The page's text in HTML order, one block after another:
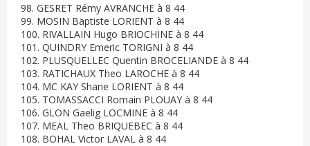
98. GESRET Rémy AVRANCHE à 8 44
99. MOSIN Baptiste LORIENT à 8 44
100. RIVALLAIN Hugo BRIOCHINE à 8 44
101. QUINDRY Emeric TORIGNI à 8 44
102. PLUSQUELLEC Quentin BROCELIANDE à 8 44
103. RATICHAUX Theo LAROCHE à 8 44
104. MC KAY Shane LORIENT à 8 44
105. TOMASSACCI Romain PLOUAY à 8 44
106. GLON Gaelig LOCMINE à 8 44
107. MEAL Theo BRIQUEBEC à 8 44
108. BOHAL Victor LAVAL à 8 44